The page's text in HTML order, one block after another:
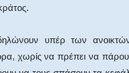
υπέρ των
χωρίς να πρέπει να